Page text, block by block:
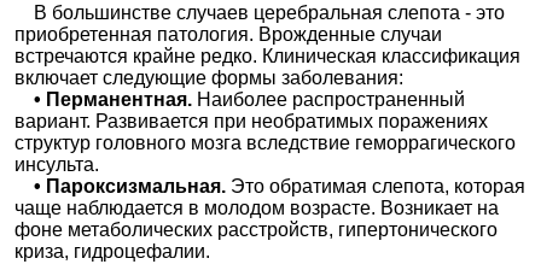
В большинстве случаев церебральная слепота - это
приобретенная патология. Врожденные случаи
встречаются крайне редко. Клиническая классификация
включает следующие формы заболевания:
• Перманентная. Наиболее распространенный
вариант. Развивается при необратимых поражениях
структур головного мозга вследствие геморрагического
инсульта.
• Пароксизмальная. Это обратимая слепота, которая
чаще наблюдается в молодом возрасте. Возникает на
фоне метаболических расстройств, гипертонического
криза, гидроцефалии.